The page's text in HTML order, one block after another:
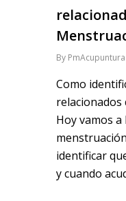
By PmAcupuntura
Como
Hoy vamos
identificar
y cuando